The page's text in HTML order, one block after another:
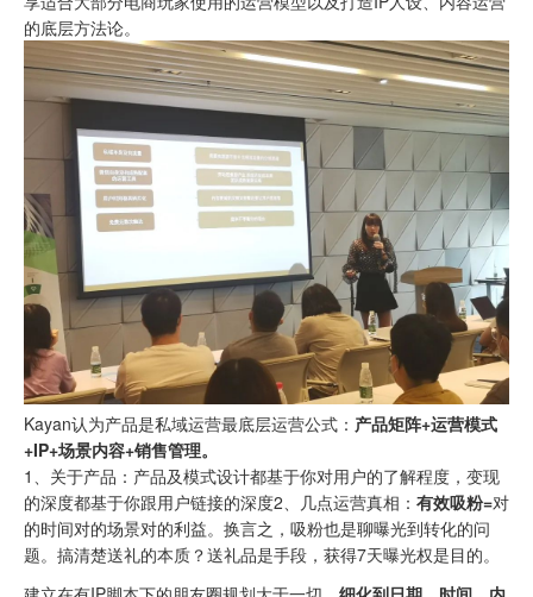
的底层方法论。
Kayan认为产品是私域运营最底层运营公式： 产品矩阵+运营模式
+IP+场景内容+销售管理。
1、关于产品：产品及模式设计都基于你对用户的了解程度，变现
的深度都基于你跟用户链接的深度2、几点运营真相： 有效吸粉=对
的时间对的场景对的利益。换言之，吸粉也是聊曝光到转化的问
题。搞清楚送礼的本质？送礼品是手段，获得7天曝光权是目的。